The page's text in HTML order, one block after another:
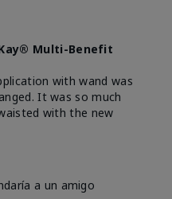
Multi-Benefit
with wand was
It was so much
with the new
a un amigo